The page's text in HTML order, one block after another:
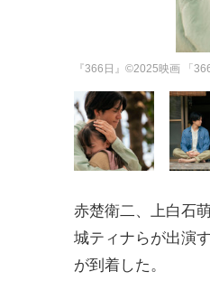
『366日』©2025映画 「
赤楚衛二、上白石
城ティナらが出演
が到着した。